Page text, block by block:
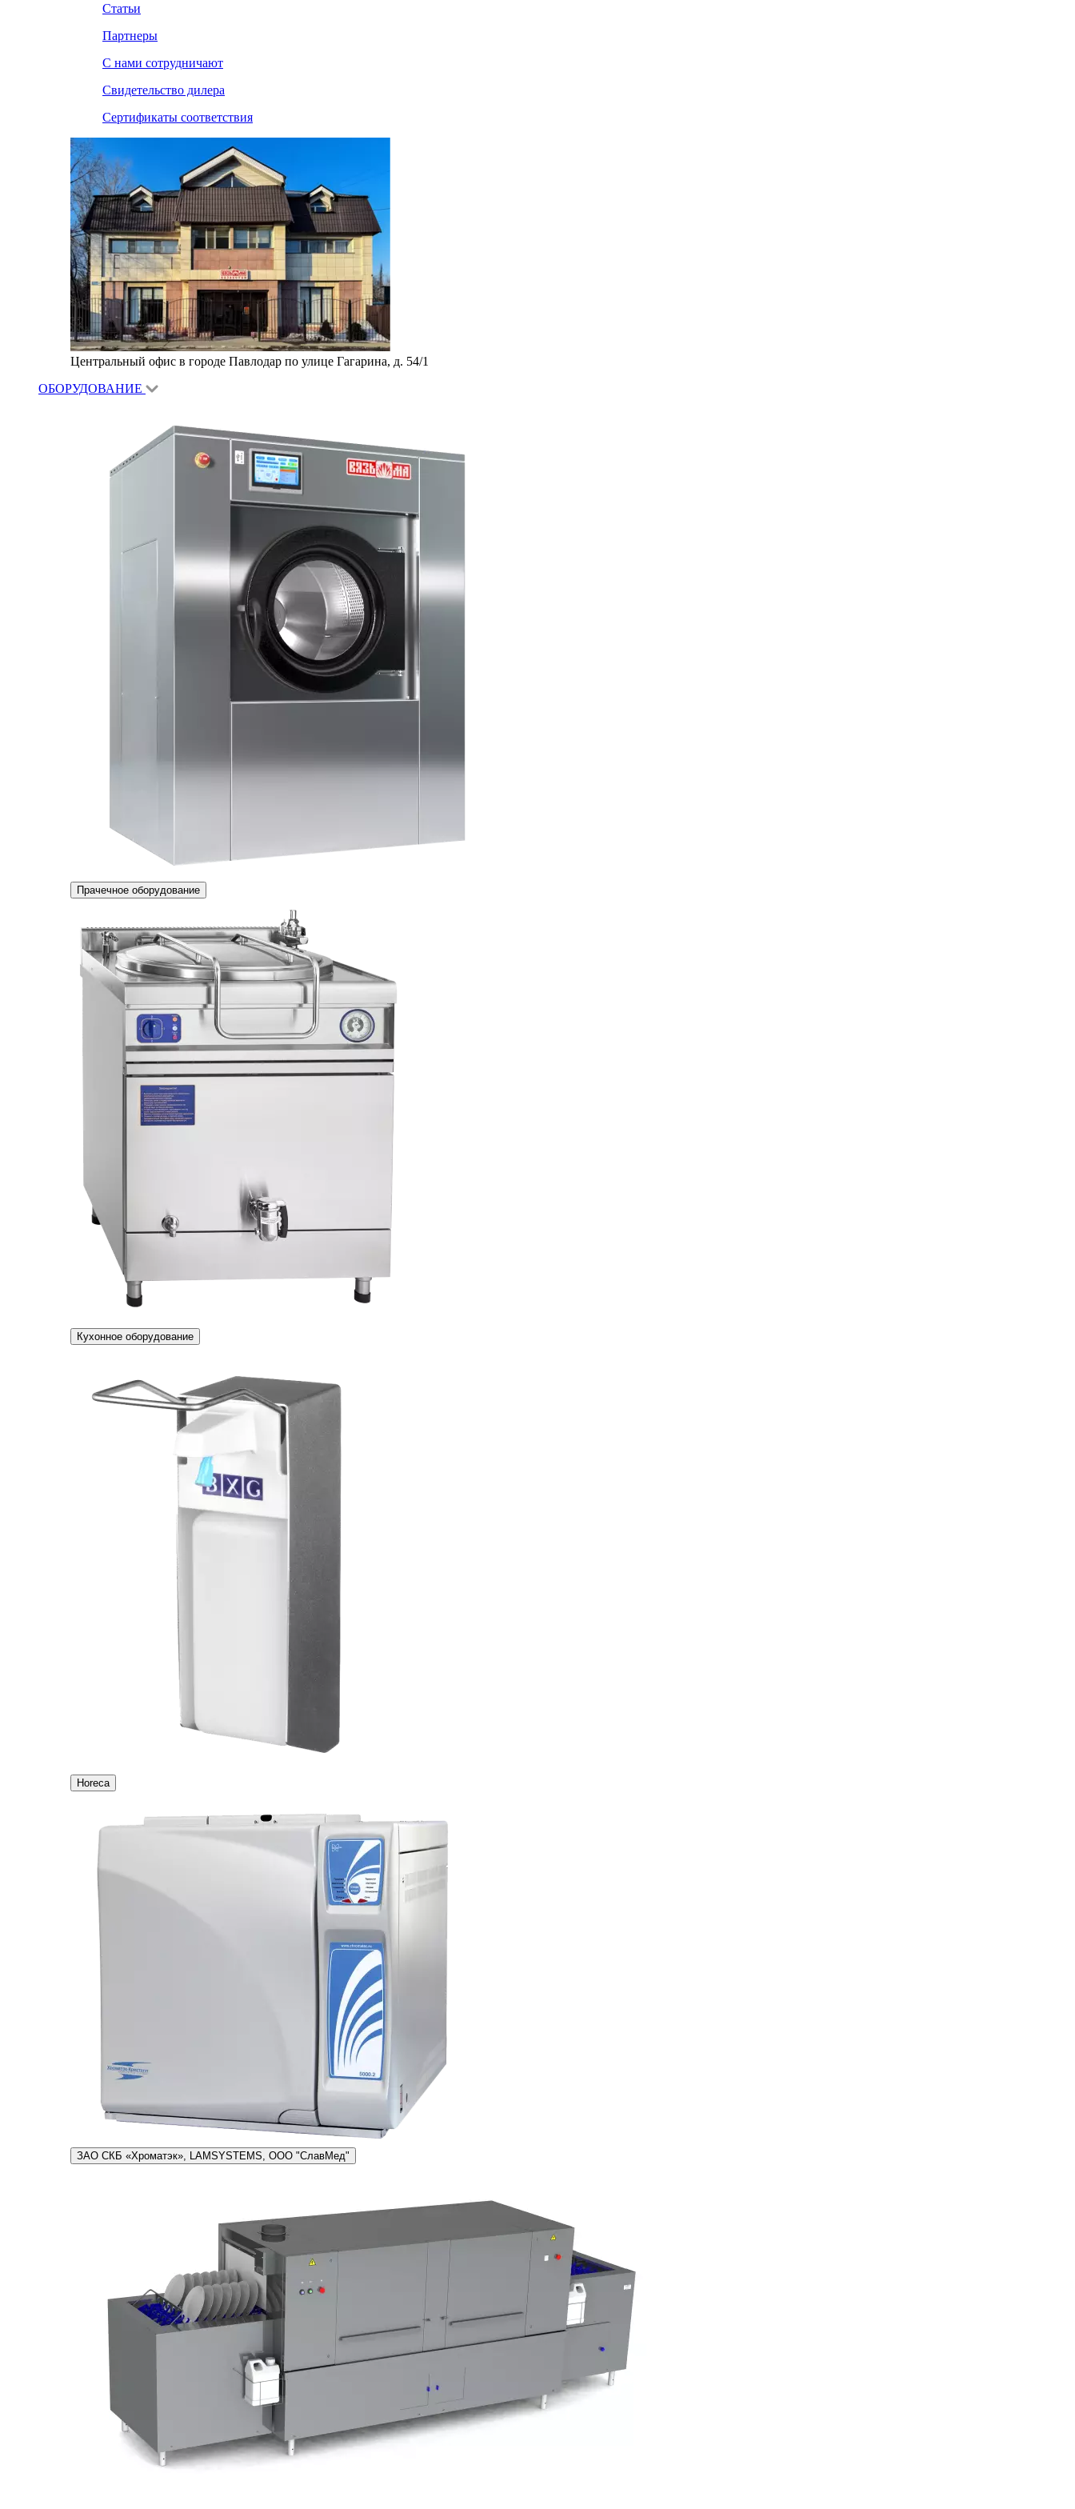
Статьи
Партнеры
С нами сотрудничают
Свидетельство дилера
Сертификаты соответствия
Центральный офис в городе Павлодар по улице Гагарина, д. 54/1
ОБОРУДОВАНИЕ
Прачечное оборудование
Кухонное оборудование
Horeca
ЗАО СКБ «Хроматэк», LAMSYSTEMS, ООО "СлавМед"